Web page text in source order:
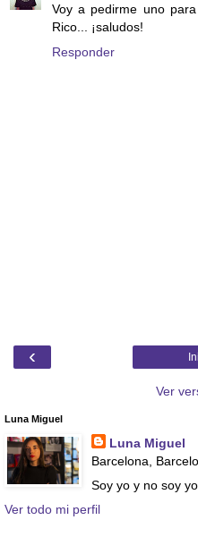
Voy a pedirme uno
Rico... ¡saludos!
Responder
‹
Ver
Luna Miguel
Luna Miguel
Barcelona,
Soy yo y no soy yo.
Ver todo mi perfil